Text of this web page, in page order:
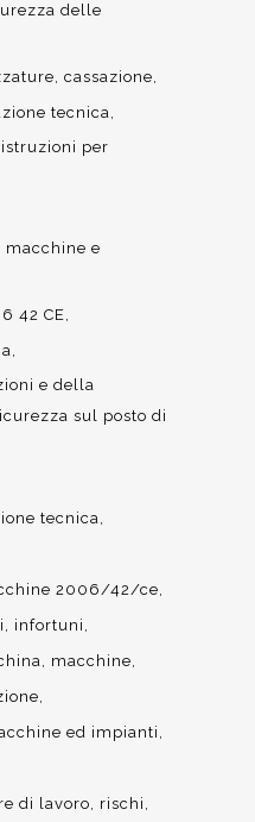
delle
cassazione
tecnica
per
macchine e
42 CE
e della
sul posto di
tecnica
2006/42/ce
infortuni
macchine
ed impianti
di lavoro
rischi